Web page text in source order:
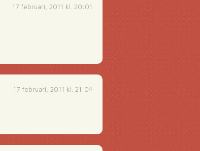
17 februari, 2011 kl. 20:01
17 februari, 2011 kl. 21:04